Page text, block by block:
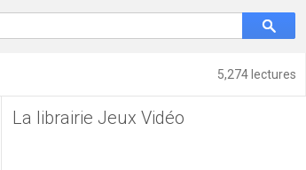
5,274 lectures
La librairie Jeux Vidéo